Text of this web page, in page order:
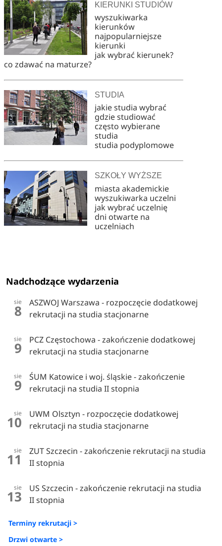
KIERUNKI STUDIÓW
wyszukiwarka
kierunków
najpopularniejsze
kierunki
jak wybrać kierunek?
co zdawać na maturze?
STUDIA
jakie studia wybrać
gdzie studiować
często wybierane
studia
studia podyplomowe
SZKOŁY WYŻSZE
miasta akademickie
wyszukiwarka uczelni
jak wybrać uczelnię
dni otwarte na
uczelniach
Nadchodzące wydarzenia
sie
8
ASZWOJ Warszawa - rozpoczęcie dodatkowej
rekrutacji na studia stacjonarne
sie
9
PCZ Częstochowa - zakończenie dodatkowej
rekrutacji na studia stacjonarne
sie
9
ŚUM Katowice i woj. śląskie - zakończenie
rekrutacji na studia II stopnia
sie
10
UWM Olsztyn - rozpoczęcie dodatkowej
rekrutacji na studia stacjonarne
sie
11
ZUT Szczecin - zakończenie rekrutacji na studia
II stopnia
sie
13
US Szczecin - zakończenie rekrutacji na studia
II stopnia
Terminy rekrutacji >
Drzwi otwarte >